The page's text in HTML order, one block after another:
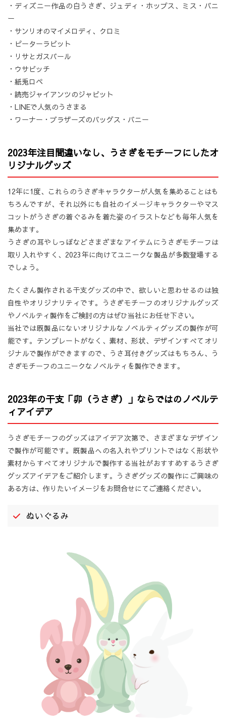
・ディズニー作品の白うさぎ、ジュディ・ホップス、ミス・バニ
ー
・サンリオのマイメロディ、クロミ
・ピーターラビット
・リサとガスパール
・ウサビッチ
・紙兎ロペ
・読売ジャイアンツのジャビット
・LINEで人気のうさまる
・ワーナー・ブラザーズのバッグス・バニー
2023年注目間違いなし、うさぎをモチーフにしたオ
リジナルグッズ
12年に1度、これらのうさぎキャラクターが人気を集めることはも
ちろんですが、それ以外にも自社のイメージキャラクターやマス
コットがうさぎの着ぐるみを着た姿のイラストなども毎年人気を
集めます。
うさぎの耳やしっぽなどさまざまなアイテムにうさぎモチーフは
取り入れやすく、2023年に向けてユニークな製品が多数登場する
でしょう。
たくさん製作される干支グッズの中で、欲しいと思わせるのは独
自性やオリジナリティです。うさぎモチーフのオリジナルグッズ
やノベルティ製作をご検討の方はぜひ当社にお任せ下さい。
当社では既製品にないオリジナルなノベルティグッズの製作が可
能です。テンプレートがなく、素材、形状、デザインすべてオリ
ジナルで製作ができますので、うさ耳付きグッズはもちろん、う
さぎモチーフのユニークなノベルティを製作できます。
2023年の干支「卯（うさぎ）」ならではのノベルテ
ィアイデア
うさぎモチーフのグッズはアイデア次第で、さまざまなデザイン
で製作が可能です。既製品への名入れやプリントではなく形状や
素材からすべてオリジナルで製作する当社がおすすめするうさぎ
グッズアイデアをご紹介します。うさぎグッズの製作にご興味の
ある方は、作りたいイメージをお問合せにてご連絡ください。
ぬいぐるみ